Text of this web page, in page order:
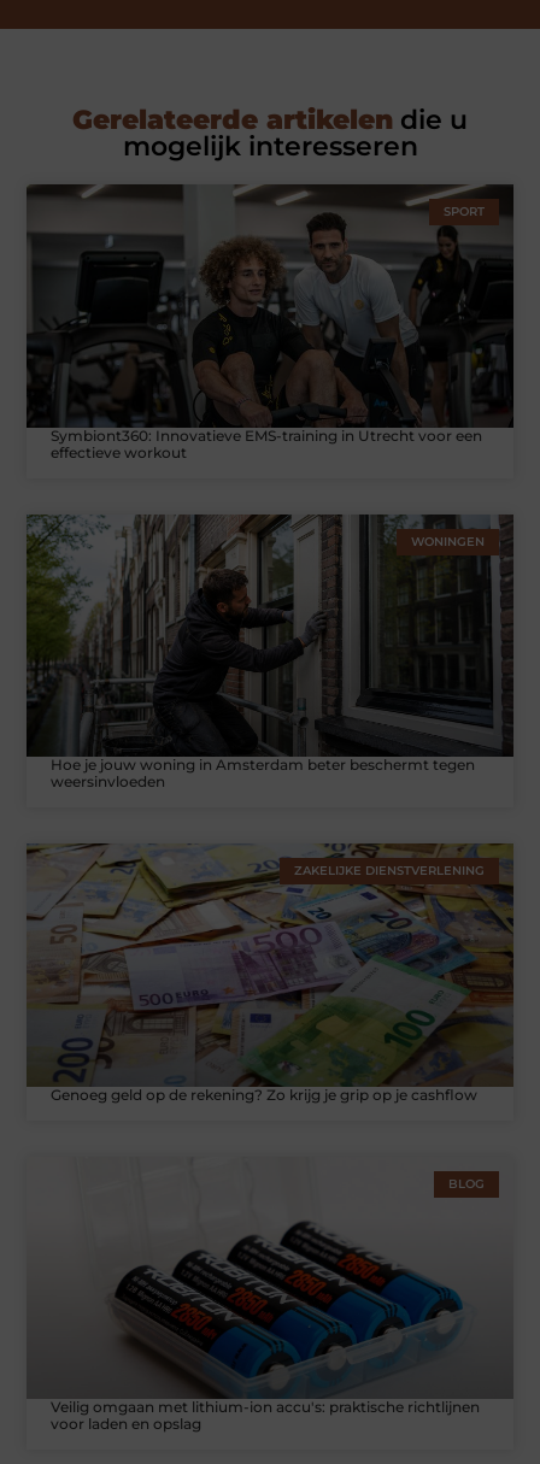
Gerelateerde artikelen die u
mogelijk interesseren
SPORT
Symbiont360: Innovatieve EMS-training in Utrecht voor een
effectieve workout
WONINGEN
Hoe je jouw woning in Amsterdam beter beschermt tegen
weersinvloeden
ZAKELIJKE DIENSTVERLENING
Genoeg geld op de rekening? Zo krijg je grip op je cashflow
BLOG
Veilig omgaan met lithium-ion accu's: praktische richtlijnen
voor laden en opslag